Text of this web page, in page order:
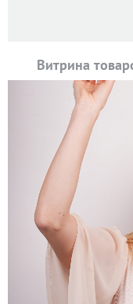
Витрина